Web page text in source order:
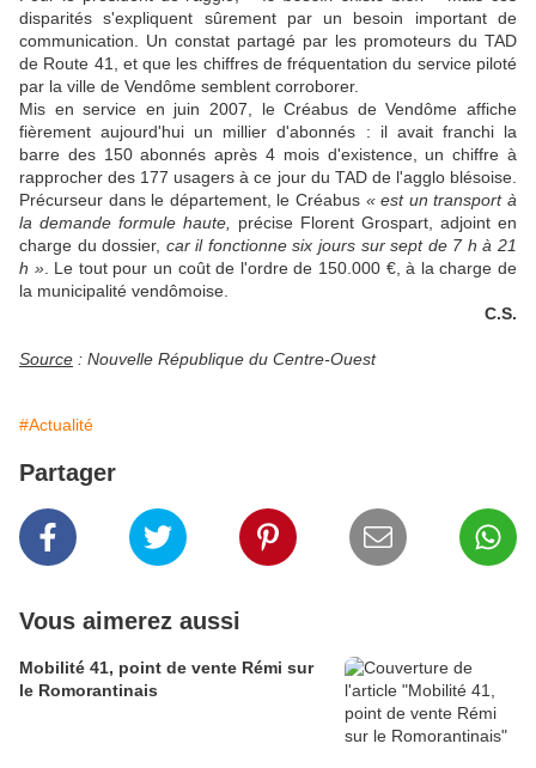
disparités s'expliquent sûrement par un besoin important de
communication. Un constat partagé par les promoteurs du TAD
de Route 41, et que les chiffres de fréquentation du service piloté
par la ville de Vendôme semblent corroborer.
Mis en service en juin 2007, le Créabus de Vendôme affiche
fièrement aujourd'hui un millier d'abonnés : il avait franchi la
barre des 150 abonnés après 4 mois d'existence, un chiffre à
rapprocher des 177 usagers à ce jour du TAD de l'agglo blésoise.
Précurseur dans le département, le Créabus « est un transport à
la demande formule haute, précise Florent Grospart, adjoint en
charge du dossier, car il fonctionne six jours sur sept de 7 h à 21
h ». Le tout pour un coût de l'ordre de 150.000 €, à la charge de
la municipalité vendômoise.
C.S.
Source : Nouvelle République du Centre-Ouest
#Actualité
Partager
Vous aimerez aussi
Mobilité 41, point de vente Rémi sur
le Romorantinais